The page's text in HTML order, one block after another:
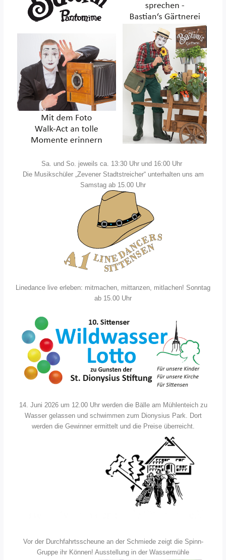
Sa. und So. jeweils ca. 13:30 Uhr und 16:00 Uhr
Die Musikschüler „Zevener Stadtstreicher“ unterhalten uns am
Samstag ab 15.00 Uhr
Linedance live erleben: mitmachen, mittanzen, mitlachen! Sonntag
ab 15.00 Uhr
14. Juni 2026 um 12.00 Uhr werden die Bälle am Mühlenteich zu
Wasser gelassen und schwimmen zum Dionysius Park. Dort
werden die Gewinner ermittelt und die Preise überreicht.
Vor der Durchfahrts­scheune an der Schmiede zeigt die Spinn-
Gruppe ihr Können! Ausstellung in der Wassermühle